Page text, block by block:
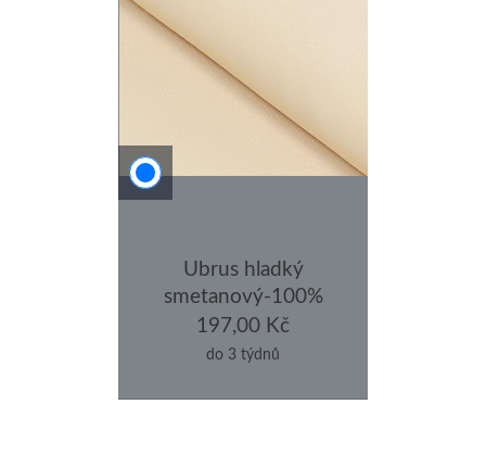
Ubrus hladký
smetanový-100%
Bavlna 100x100cm
197,00 Kč
do 3 týdnů